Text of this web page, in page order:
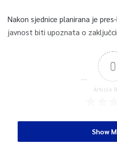
Nakon sjednice planirana je
javnost biti upoznata o
0
Article
Show